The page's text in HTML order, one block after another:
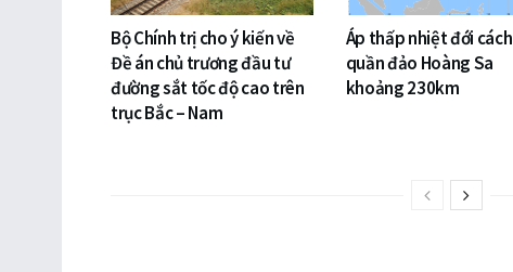
Bộ Chính trị cho ý kiến về
Đề án chủ trương đầu tư
đường sắt tốc độ cao trên
trục Bắc – Nam
Áp thấp nhiệt đới cách
quần đảo Hoàng Sa
khoảng 230km